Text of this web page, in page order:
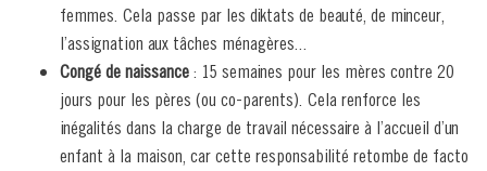
femmes. Cela passe par les diktats de beauté, de minceur,
l’assignation aux tâches ménagères...
Congé de naissance: 15 semaines pour les mères contre 20
jours pour les pères (ou co-parents). Cela renforce les
inégalités dans la charge de travail nécessaire à l’accueil d’un
enfant à la maison, car cette responsabilité retombe de facto